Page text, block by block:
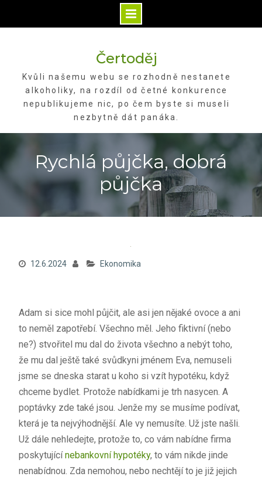
Čertoděj
Kvůli našemu webu se rozhodně nestanete
alkoholiky, na rozdíl od četné konkurence
nepublikujeme nic, po čem byste si museli
nezbytně dát panáka.
Rychlá půjčka, dobrá
půjčka
12.6.2024 Ekonomika
Adam si sice mohl půjčit, ale asi jen nějaké ovoce a ani
to neměl zapotřebí. Všechno měl. Jeho fiktivní (nebo
ne?) stvořitel mu dal do života všechno a nebýt toho,
že mu dal ještě také svůdkyni jménem Eva, nemuseli
jsme se dneska starat u koho si vzít hypotéku, když
chceme bydlet. Protože nabídkami je trh nasycen. A
poptávky zde také jsou. Jenže my se musíme podívat,
která je ta nejvýhodnější. Ale vy nemusíte. Už jste našli.
Už dále nehledejte, protože to, co vám nabídne firma
poskytujícínebankovní hypotéky, to vám nikde jinde
nenabídnou. Zda nemohou, nebo nechtějí to je již jejich